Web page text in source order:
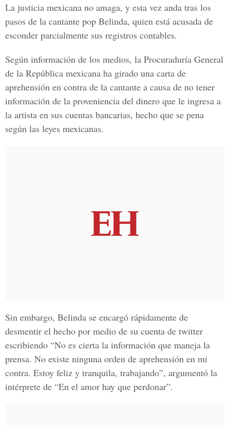
La justicia mexicana no amaga, y esta vez anda tras los
pasos de la cantante pop Belinda, quien está acusada de
esconder parcialmente sus registros contables.
Según información de los medios, la Procuraduría General
de la República mexicana ha girado una carta de
aprehensión en contra de la cantante a causa de no tener
información de la proveniencia del dinero que le ingresa a
la artista en sus cuentas bancarias, hecho que se pena
según las leyes mexicanas.
Sin embargo, Belinda se encargó rápidamente de
desmentir el hecho por medio de su cuenta de twitter
escribiendo “No es cierta la información que maneja la
prensa. No existe ninguna orden de aprehensión en mi
contra. Estoy feliz y tranquila, trabajando”, argumentó la
intérprete de “En el amor hay que perdonar”.